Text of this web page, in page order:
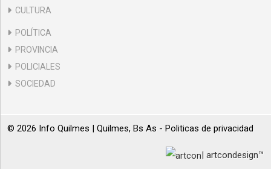
CULTURA
POLÍTICA
PROVINCIA
POLICIALES
SOCIEDAD
© 2026 Info Quilmes | Quilmes, Bs As - Politicas de privacidad
| artcondesign™